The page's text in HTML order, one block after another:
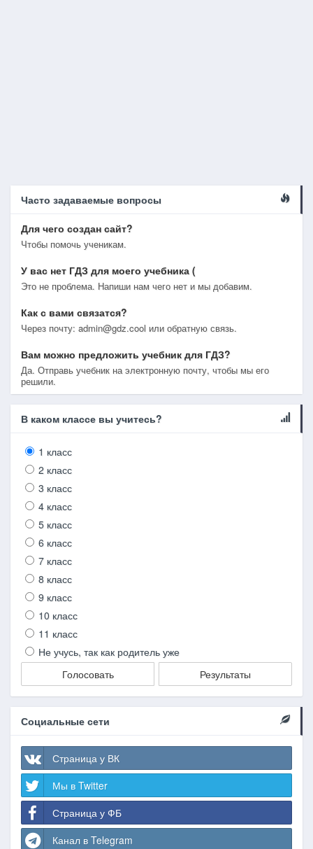
Часто задаваемые вопросы
Для чего создан сайт?
Чтобы помочь ученикам.
У вас нет ГДЗ для моего учебника (
Это не проблема. Напиши нам чего нет и мы добавим.
Как с вами связатся?
Через почту: admin@gdz.cool или обратную связь.
Вам можно предложить учебник для ГДЗ?
Да. Отправь учебник на электронную почту, чтобы мы его
решили.
В каком классе вы учитесь?
1 класс
2 класс
3 класс
4 класс
5 класс
6 класс
7 класс
8 класс
9 класс
10 класс
11 класс
Не учусь, так как родитель уже
Голосовать
Результаты
Социальные сети
Страница у ВК
Мы в Twitter
Страница у ФБ
Канал в Telegram